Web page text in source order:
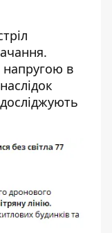
напругою в